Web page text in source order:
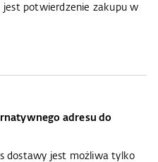
jest potwierdzenie zakupu w
adresu do
dostawy jest możliwa tylko